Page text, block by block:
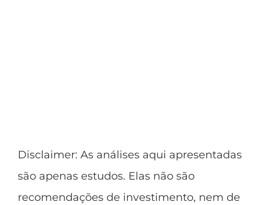
Disclaimer: As análises aqui apresentadas
são apenas estudos. Elas não são
recomendações de investimento, nem de